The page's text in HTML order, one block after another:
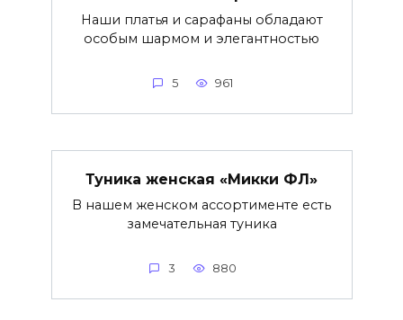
Наши платья и сарафаны обладают
особым шармом и элегантностью
5 961
Туника женская «Микки ФЛ»
В нашем женском ассортименте есть
замечательная туника
3 880